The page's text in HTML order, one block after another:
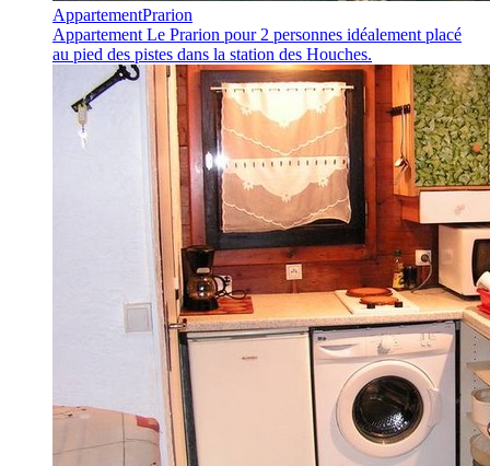
AppartementPrarion
Appartement Le Prarion pour 2 personnes idéalement placé
au pied des pistes dans la station des Houches.